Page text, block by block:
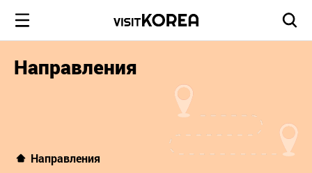
Направления
Направления